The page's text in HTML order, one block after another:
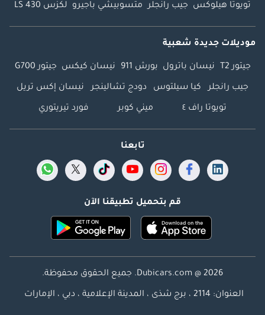
تويوتا هيلوكس جيب رانجلر متسوبيشي باجيرو لكزس LS 430
موديلات جديدة شعبية
جيتور T2 نيسان باترول بورش 911 نيسان كيكس جيتور G700
جيب رانجلر كيا سيلتوس دودج تشالينجر نيسان إكس تريل
تويوتا راف ٤ ميني كوبر فورد تيريتوري
تابعنا
قم بتحميل تطبيقنا الآن
Dubicars.com @ 2026. جميع الحقوق محفوظة.
العنوان: 2114 ، برج شذى ، المدينة الإعلامية ، دبي ، الإمارات